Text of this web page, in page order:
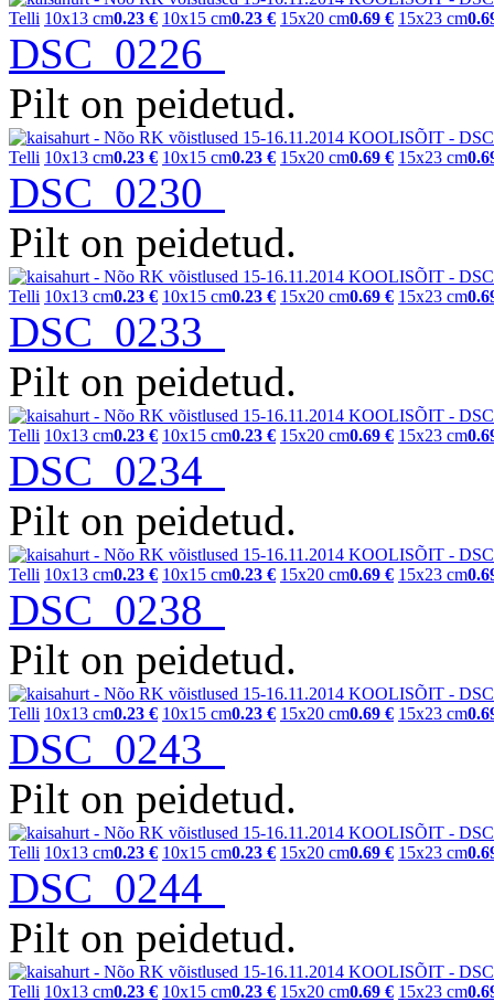
Telli 10x13 cm0.23 € 10x15 cm0.23 € 15x20 cm0.69 € 15x23 cm
DSC_0226
Pilt on peidetud.
Telli 10x13 cm0.23 € 10x15 cm0.23 € 15x20 cm0.69 € 15x23 cm
DSC_0230
Pilt on peidetud.
Telli 10x13 cm0.23 € 10x15 cm0.23 € 15x20 cm0.69 € 15x23 cm
DSC_0233
Pilt on peidetud.
Telli 10x13 cm0.23 € 10x15 cm0.23 € 15x20 cm0.69 € 15x23 cm
DSC_0234
Pilt on peidetud.
Telli 10x13 cm0.23 € 10x15 cm0.23 € 15x20 cm0.69 € 15x23 cm
DSC_0238
Pilt on peidetud.
Telli 10x13 cm0.23 € 10x15 cm0.23 € 15x20 cm0.69 € 15x23 cm
DSC_0243
Pilt on peidetud.
Telli 10x13 cm0.23 € 10x15 cm0.23 € 15x20 cm0.69 € 15x23 cm
DSC_0244
Pilt on peidetud.
Telli 10x13 cm0.23 € 10x15 cm0.23 € 15x20 cm0.69 € 15x23 cm